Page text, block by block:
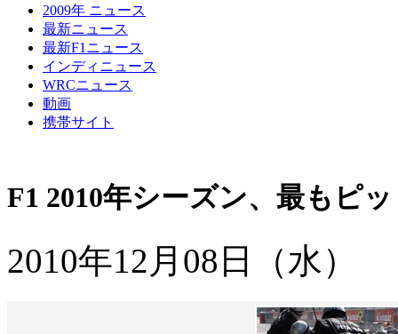
2009年 ニュース
最新ニュース
最新F1ニュース
インディニュース
WRCニュース
動画
携帯サイト
F1 2010年シーズン、最もピ
2010年12月08日（水）